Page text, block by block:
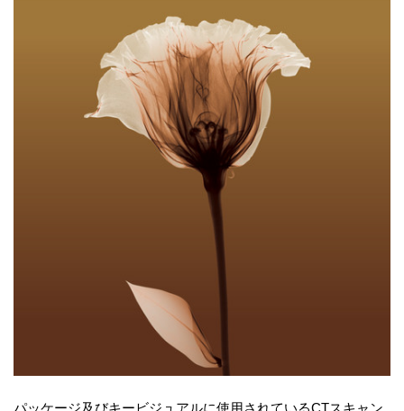
パッケージ及びキービジュアルに使用されているCTスキャン